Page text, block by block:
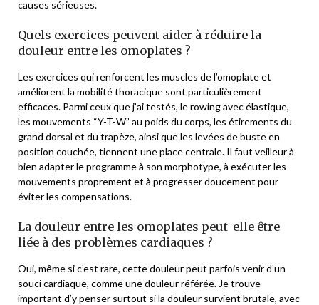
causes sérieuses.
Quels exercices peuvent aider à réduire la
douleur entre les omoplates ?
Les exercices qui renforcent les muscles de l’omoplate et
améliorent la mobilité thoracique sont particulièrement
efficaces. Parmi ceux que j’ai testés, le rowing avec élastique,
les mouvements “Y-T-W” au poids du corps, les étirements du
grand dorsal et du trapèze, ainsi que les levées de buste en
position couchée, tiennent une place centrale. Il faut veilleur à
bien adapter le programme à son morphotype, à exécuter les
mouvements proprement et à progresser doucement pour
éviter les compensations.
La douleur entre les omoplates peut-elle être
liée à des problèmes cardiaques ?
Oui, même si c’est rare, cette douleur peut parfois venir d’un
souci cardiaque, comme une douleur référée. Je trouve
important d’y penser surtout si la douleur survient brutale, avec